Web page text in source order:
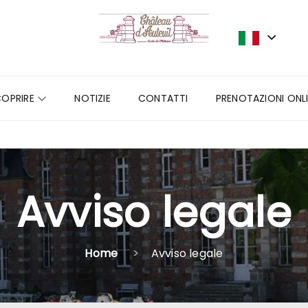
NOTIZIE CONTATTI PRENOTAZIONI
Avviso legale
Home Avviso legale